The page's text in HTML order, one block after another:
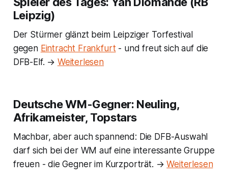
Leipzig)
Der Stürmer glänzt beim Leipziger Torfestival
gegen Eintracht Frankfurt- und freut sich auf die
DFB-Elf. → Weiterlesen
Deutsche WM-Gegner: Neuling,
Afrikameister, Topstars
Machbar, aber auch spannend: Die DFB-Auswahl
darf sich bei der WM auf eine interessante Gruppe
freuen - die Gegner im Kurzporträt. →Weiterlesen